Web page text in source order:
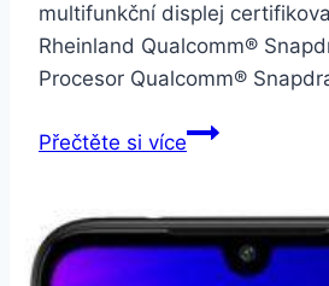
multifunkční displej
Rheinland Qualcomm®
Procesor Qualcomm®
Přečtěte si víceXiaomi
8T